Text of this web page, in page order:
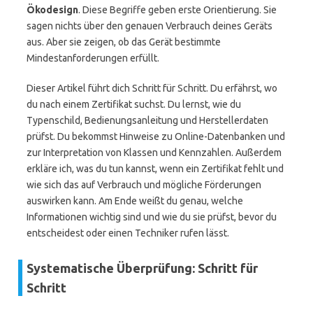
Ökodesign. Diese Begriffe geben erste Orientierung. Sie
sagen nichts über den genauen Verbrauch deines Geräts
aus. Aber sie zeigen, ob das Gerät bestimmte
Mindestanforderungen erfüllt.
Dieser Artikel führt dich Schritt für Schritt. Du erfährst, wo
du nach einem Zertifikat suchst. Du lernst, wie du
Typenschild, Bedienungsanleitung und Herstellerdaten
prüfst. Du bekommst Hinweise zu Online-Datenbanken und
zur Interpretation von Klassen und Kennzahlen. Außerdem
erkläre ich, was du tun kannst, wenn ein Zertifikat fehlt und
wie sich das auf Verbrauch und mögliche Förderungen
auswirken kann. Am Ende weißt du genau, welche
Informationen wichtig sind und wie du sie prüfst, bevor du
entscheidest oder einen Techniker rufen lässt.
Systematische Überprüfung: Schritt für
Schritt